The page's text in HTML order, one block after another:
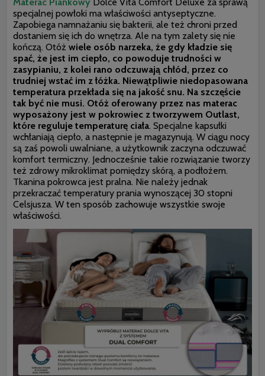
specjalnej powłoki ma właściwości antyseptyczne.
Zapobiega namnażaniu się bakterii, ale też chroni przed
dostaniem się ich do wnętrza. Ale na tym zalety się nie
kończą. Otóż wiele osób narzeka, że gdy kładzie się
spać, że jest im ciepło, co powoduje trudności w
zasypianiu, z kolei rano odczuwają chłód, przez co
trudniej wstać im z łóżka. Niewątpliwie niedopasowana
temperatura przekłada się na jakość snu. Na szczęście
tak być nie musi. Otóż oferowany przez nas materac
wyposażony jest w pokrowiec z tworzywem Outlast,
które reguluje temperaturę ciała. Specjalne kapsułki
wchłaniają ciepło, a następnie je magazynują. W ciągu nocy
są zaś powoli uwalniane, a użytkownik zaczyna odczuwać
komfort termiczny. Jednocześnie takie rozwiązanie tworzy
też zdrowy mikroklimat pomiędzy skórą, a podłożem.
Tkanina pokrowca jest pralna. Nie należy jednak
przekraczać temperatury prania wynoszącej 30 stopni
Celsjusza. W ten sposób zachowuje wszystkie swoje
właściwości.